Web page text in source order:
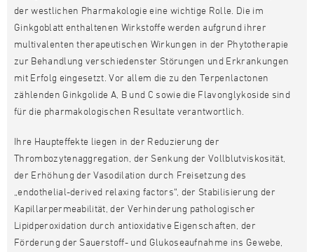
der westlichen Pharmakologie eine wichtige Rolle. Die im
Ginkgoblatt enthaltenen Wirkstoffe werden aufgrund ihrer
multivalenten therapeutischen Wirkungen in der Phytotherapie
zur Behandlung verschiedenster Störungen und Erkrankungen
mit Erfolg eingesetzt. Vor allem die zu den Terpenlactonen
zählenden Ginkgolide A, B und C sowie die Flavonglykoside sind
für die pharmakologischen Resultate verantwortlich.
Ihre Haupteffekte liegen in der Reduzierung der
Thrombozytenaggregation, der Senkung der Vollblutviskosität,
der Erhöhung der Vasodilation durch Freisetzung des
„endothelial-derived relaxing factors“, der Stabilisierung der
Kapillarpermeabilität, der Verhinderung pathologischer
Lipidperoxidation durch antioxidative Eigenschaften, der
Förderung der Sauerstoff- und Glukoseaufnahme ins Gewebe,